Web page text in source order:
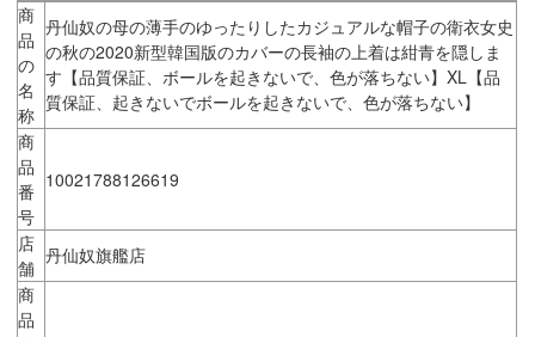
商
品
の
名
称
丹仙奴の母の薄手のゆったりしたカジュアルな帽子の衛衣女史
の秋の2020新型韓国版のカバーの長袖の上着は紺青を隠しま
す【品質保証、ボールを起きないで、色が落ちない】XL【品
質保証、起きないでボールを起きないで、色が落ちない】
商
品
番
号
10021788126619
店
舗
丹仙奴旗艦店
商
品